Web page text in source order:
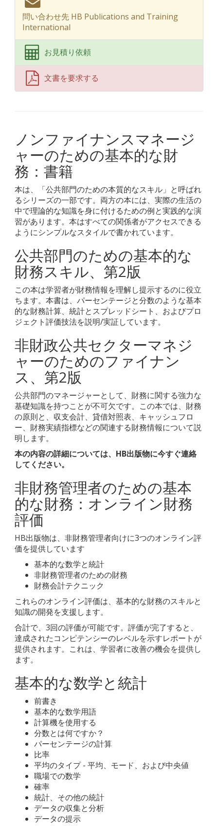
問い合わせ先 HB Publications and Training
International
お見積り依頼
文書を要求する
ノンファイナンスマネージ
ャーのための基本的な財
務：書籍
本は、「公共部門のための本質的なスキル」と呼ばれ
るシリーズの一部です。両方の本には、実際の生活の
中で理論的な知識を身に付けるための例と実践的な演
習があります。本はすべての関係者がアクセスできる
ようにシンプルなスタイルで書かれています。
公共部門のための基本的な
財務スキル、第2版
この本は学習者が財務情報を理解し提示するのに役立
ちます。本書は、パーセンテージと分数のような基本
的な財務計算、統計とスプレッドシート、およびプロ
ジェクト評価技法を説明/実証しています。
非財政公共セクターマネジ
ャーのためのファイナン
ス、第2版
公共部門のマネージャーとして、財務に関する強力な
基礎知識を持つことが不可欠です。この本では、財務
の原則と、収支会計、貸借対照表、キャッシュフロ
ー、財務実績指標などの関連する財務情報について説
明します。
本の内容の詳細については、HB出版物に今すぐ連絡
してください。
非財務管理者のための基本
的な財務：オンライン財務
評価
HB出版物は、非財務管理者向けに3つのオンライン評
価を提供しています
基本的な数学と統計
非財務管理者のための財務
財務会計テクニック
これらのオンライン評価は、基本的な財務のスキルと
知識の開発を支援します。
合計で、3回の評価が可能です。評価が完了すると、
達成されたコンピテンシーのレベルを示すレポートが
提供されます。これは、学習者に改善の機会を提供し
ます。
基本的な数学と統計
前書き
基本的な数学用語
計算機を使用する
分数とは何ですか？
パーセンテージの計算
比率
平均のタイプ - 平均、モード、および中央値
職場での数学
確率
統計、その他の統計
データの収集と分析
データの提示